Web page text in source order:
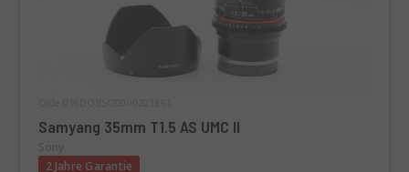
Samyang 35mm T1.5 AS UMC II
2 Jahre Garantie